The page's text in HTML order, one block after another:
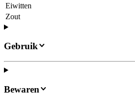
Eiwitten
Zout
Gebruik
Bewaren